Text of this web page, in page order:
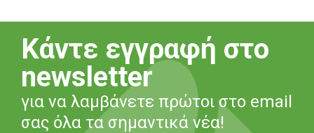
Κάντε εγγραφή στο
newsletter
για να λαμβάνετε πρώτοι στο email
σας όλα τα σημαντικά νέα!